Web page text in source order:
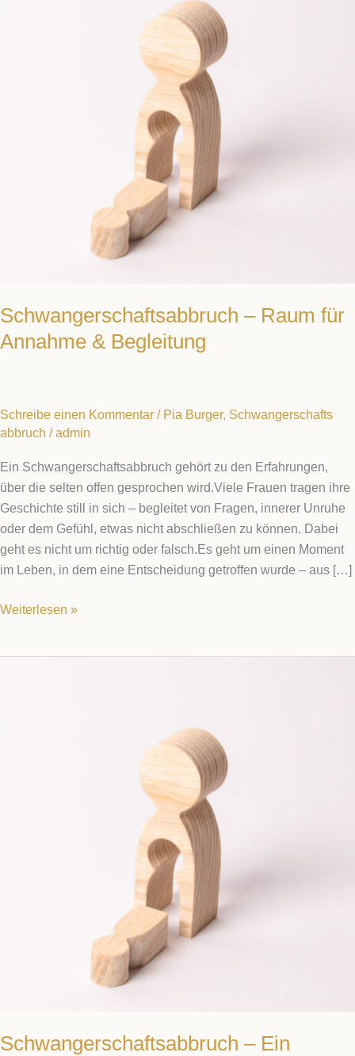
Schwangerschaftsabbruch – Raum für
Annahme & Begleitung
Schreibe einen Kommentar / Pia Burger, Schwangerschafts
abbruch /admin
Ein Schwangerschaftsabbruch gehört zu den Erfahrungen,
über die selten offen gesprochen wird.Viele Frauen tragen ihre
Geschichte still in sich – begleitet von Fragen, innerer Unruhe
oder dem Gefühl, etwas nicht abschließen zu können. Dabei
geht es nicht um richtig oder falsch.Es geht um einen Moment
im Leben, in dem eine Entscheidung getroffen wurde – aus […]
Weiterlesen »
Schwangerschaftsabbruch – Ein